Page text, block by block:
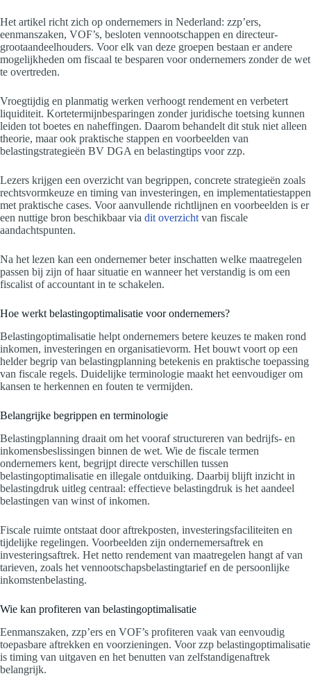
Het artikel richt zich op ondernemers in Nederland: zzp’ers,
eenmanszaken, VOF’s, besloten vennootschappen en directeur-
grootaandeelhouders. Voor elk van deze groepen bestaan er andere
mogelijkheden om fiscaal te besparen voor ondernemers zonder de wet
te overtreden.
Vroegtijdig en planmatig werken verhoogt rendement en verbetert
liquiditeit. Kortetermijnbesparingen zonder juridische toetsing kunnen
leiden tot boetes en naheffingen. Daarom behandelt dit stuk niet alleen
theorie, maar ook praktische stappen en voorbeelden van
belastingstrategieën BV DGA en belastingtips voor zzp.
Lezers krijgen een overzicht van begrippen, concrete strategieën zoals
rechtsvormkeuze en timing van investeringen, en implementatiestappen
met praktische cases. Voor aanvullende richtlijnen en voorbeelden is er
een nuttige bron beschikbaar via dit overzicht van fiscale
aandachtspunten.
Na het lezen kan een ondernemer beter inschatten welke maatregelen
passen bij zijn of haar situatie en wanneer het verstandig is om een
fiscalist of accountant in te schakelen.
Hoe werkt belastingoptimalisatie voor ondernemers?
Belastingoptimalisatie helpt ondernemers betere keuzes te maken rond
inkomen, investeringen en organisatievorm. Het bouwt voort op een
helder begrip van belastingplanning betekenis en praktische toepassing
van fiscale regels. Duidelijke terminologie maakt het eenvoudiger om
kansen te herkennen en fouten te vermijden.
Belangrijke begrippen en terminologie
Belastingplanning draait om het vooraf structureren van bedrijfs- en
inkomensbeslissingen binnen de wet. Wie de fiscale termen
ondernemers kent, begrijpt directe verschillen tussen
belastingoptimalisatie en illegale ontduiking. Daarbij blijft inzicht in
belastingdruk uitleg centraal: effectieve belastingdruk is het aandeel
belastingen van winst of inkomen.
Fiscale ruimte ontstaat door aftrekposten, investeringsfaciliteiten en
tijdelijke regelingen. Voorbeelden zijn ondernemersaftrek en
investeringsaftrek. Het netto rendement van maatregelen hangt af van
tarieven, zoals het vennootschapsbelastingtarief en de persoonlijke
inkomstenbelasting.
Wie kan profiteren van belastingoptimalisatie
Eenmanszaken, zzp’ers en VOF’s profiteren vaak van eenvoudig
toepasbare aftrekken en voorzieningen. Voor zzp belastingoptimalisatie
is timing van uitgaven en het benutten van zelfstandigenaftrek
belangrijk.